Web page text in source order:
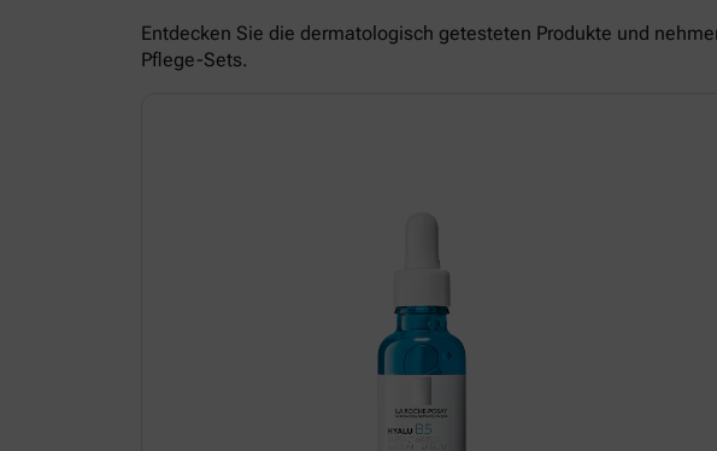
Entdecken Sie die dermatologisch getesteten Produkte und
Pflege-Sets.